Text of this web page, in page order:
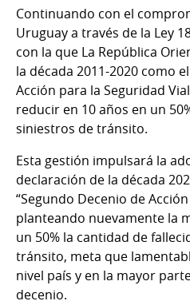
Continuando con el
Uruguay a través de la Ley
con la que La República
la década 2011-2020 como
Acción para la Seguridad
reducir en 10 años en un
siniestros de tránsito.
Esta gestión impulsará la
declaración de la década
“Segundo Decenio de
planteando nuevamente la
un 50% la cantidad de
tránsito, meta que
nivel país y en la mayor
decenio.